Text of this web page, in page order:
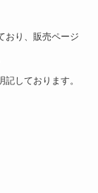
おり、販売ページ
しております。